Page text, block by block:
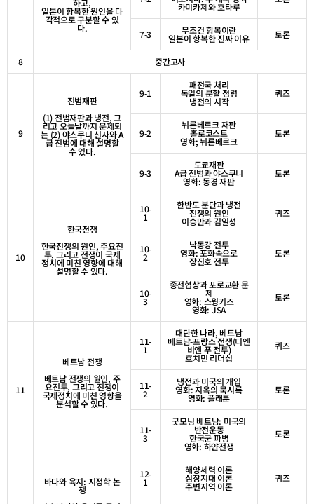
하고,
일본이 항복한 원인을 다
각적으로 구분할 수 있
다.
카미카제와 호타루
7-3 무조건 항복이란
일본이 항복한 진짜 이유 토론
8 중간고사
9
전범재판
(1)전범재판과 냉전,그
리고 오늘날까지 문제되
는(2)야스쿠니 신사와A
급 전범에 대해 설명할
수 있다.
9-1
패전국 처리
독일의 분할 점령
냉전의 시작
퀴즈
9-2
뉘른베르크 재판
홀로코스트
영화;뉘른베르크
토론
9-3
도쿄재판
A급 전범과 야스쿠니
영화:동경 재판
토론
10
한국전쟁
한국전쟁의 원인,주요전
투,그리고 전쟁이 국제
정치에 미친 영향에 대해
설명할 수 있다.
10-
1
한반도 분단과 냉전
전쟁의 원인
이승만과 김일성
퀴즈
10-
2
낙동강 전투
영화:포화속으로
장진호 전투
토론
10-
3
종전협상과 포로교환 문
제
영화: 스윙키즈
영화: JSA
토론
11
베트남 전쟁
베트남 전쟁의 원인, 주
요전투,그리고 전쟁이
국제정치에 미친 영향을
분석할 수 있다.
11-
1
대단한 나라,베트남
베트남-프랑스 전쟁(디엔
비엔 푸 전투)
호치민 리더십
퀴즈
11-
2
냉전과 미국의 개입
영화:지옥의 묵시록
영화: 플래툰
토론
11-
3
굿모닝 베트남: 미국의
반전운동
한국군 파병
영화:하얀전쟁
토론
바다와 육지: 지정학 논
쟁
12-
1
해양세력 이론
심장지대 이론
주변지역 이론
퀴즈